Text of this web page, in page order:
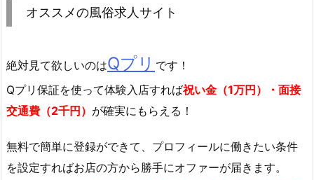
オススメの風俗求人サイト
絶対見て欲しいのはQプリ です！
Qプリ保証を使って体験入店すれば祝い金（1万円）・面接
交通費（2千円） が確実にもらえる！
無料で簡単に登録ができて、プロフィールに働きたい条件
を設定すればお店の方から勝手にオファーが届きます。